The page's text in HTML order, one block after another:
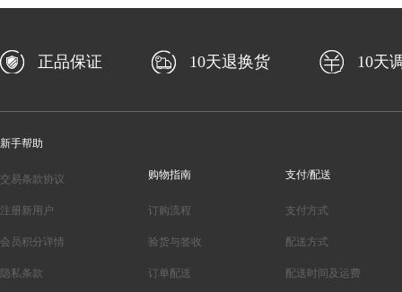
正品保证 10天退换货 10天
新手帮助
交易条款协议
注册新用户
会员积分详情
隐私条款
购物指南
订购流程
验货与签收
订单配送
支付/配送
支付方式
配送方式
配送时间及运费